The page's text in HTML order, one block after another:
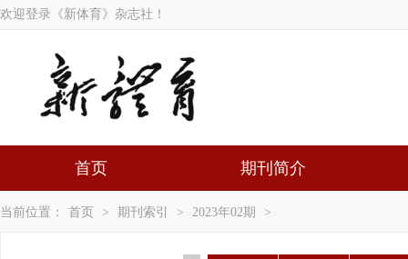
欢迎登录《新体育》杂志社！
首页 期刊简介
当前位置： 首页 > 期刊索引 > 2023年02期 >